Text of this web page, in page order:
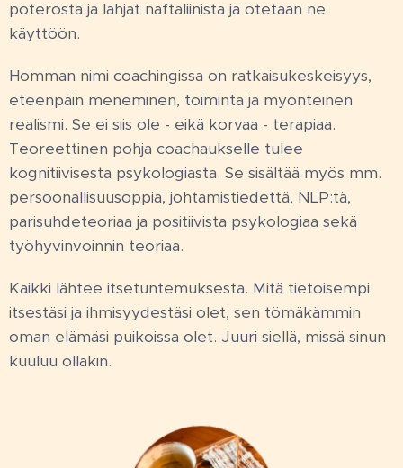
poterosta ja lahjat naftaliinista ja otetaan ne
käyttöön.
Homman nimi coachingissa on ratkaisukeskeisyys,
eteenpäin meneminen, toiminta ja myönteinen
realismi. Se ei siis ole - eikä korvaa - terapiaa.
Teoreettinen pohja coachaukselle tulee
kognitiivisesta psykologiasta. Se sisältää myös mm.
persoonallisuusoppia, johtamistiedettä, NLP:tä,
parisuhdeteoriaa ja positiivista psykologiaa sekä
työhyvinvoinnin teoriaa.
Kaikki lähtee itsetuntemuksesta. Mitä tietoisempi
itsestäsi ja ihmisyydestäsi olet, sen tömäkämmin
oman elämäsi puikoissa olet. Juuri siellä, missä sinun
kuuluu ollakin.